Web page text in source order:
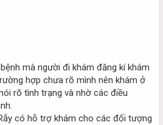
mà người đi khám đăng kí khám
hợp chưa rõ mình nên khám ở
rõ tình trạng và nhờ các điều
có hỗ trợ khám cho các đối tượng